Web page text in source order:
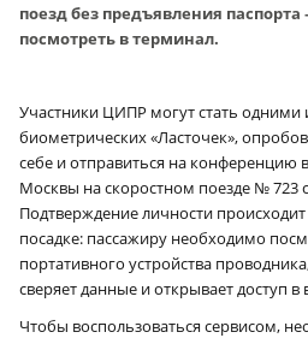
поезд без предъявления
посмотреть в терминал.
Участники ЦИПР могут стать одними
биометрических «Ласточек»,
себе и отправиться на
Москвы на скоростном поезде № 723
Подтверждение личности
посадке: пассажиру необходимо
портативного устройства
сверяет данные и открывает доступ в
Чтобы воспользоваться сервисом,